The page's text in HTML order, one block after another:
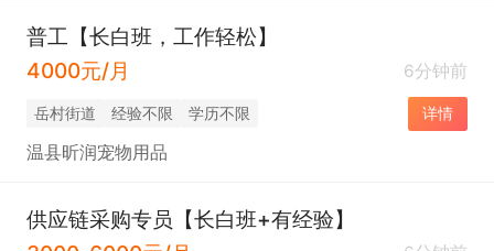
普工【长白班，工作轻松】
4000元/月
6分钟前
岳村街道 经验不限 学历不限 详情
温县昕润宠物用品
供应链采购专员【长白班+有经验】